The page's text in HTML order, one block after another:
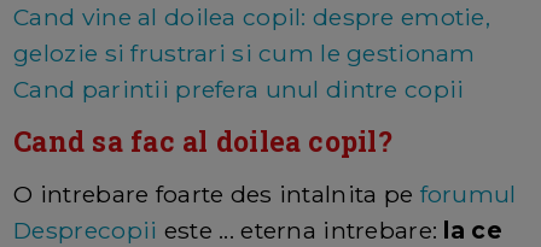
Cand vine al doilea copil: despre emotie,
gelozie si frustrari si cum le gestionam
Cand parintii prefera unul dintre copii
Cand sa fac al doilea copil?
O intrebare foarte des intalnita pe forumul
Desprecopii este ... eterna intrebare: la ce